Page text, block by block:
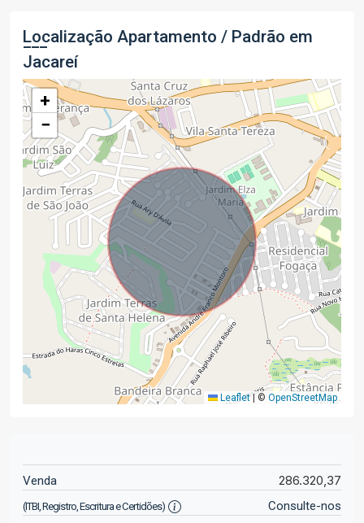
Localização Apartamento / Padrão em
Jacareí
+
−
Leaflet |© OpenStreetMap
Venda 286.320,37
(ITBI, Registro, Escritura e Certidões) Consulte-nos